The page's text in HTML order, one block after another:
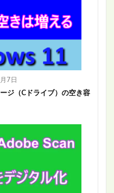
7日
ジ（Cドライブ）の空き容